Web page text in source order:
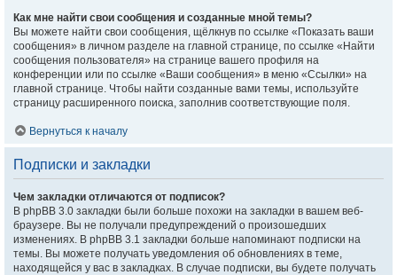
Как мне найти свои сообщения и созданные мной темы?
Вы можете найти свои сообщения, щёлкнув по ссылке «Показать ваши
сообщения» в личном разделе на главной странице, по ссылке «Найти
сообщения пользователя» на странице вашего профиля на
конференции или по ссылке «Ваши сообщения» в меню «Ссылки» на
главной странице. Чтобы найти созданные вами темы, используйте
страницу расширенного поиска, заполнив соответствующие поля.
Вернуться к началу
Подписки и закладки
Чем закладки отличаются от подписок?
В phpBB 3.0 закладки были больше похожи на закладки в вашем веб-
браузере. Вы не получали предупреждений о произошедших
изменениях. В phpBB 3.1 закладки больше напоминают подписки на
темы. Вы можете получать уведомления об обновлениях в теме,
находящейся у вас в закладках. В случае подписки, вы будете получать